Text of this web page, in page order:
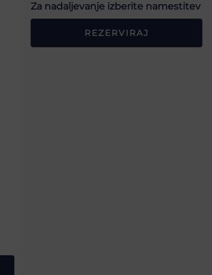
Za nadaljevanje izberite namestitev
REZERVIRAJ